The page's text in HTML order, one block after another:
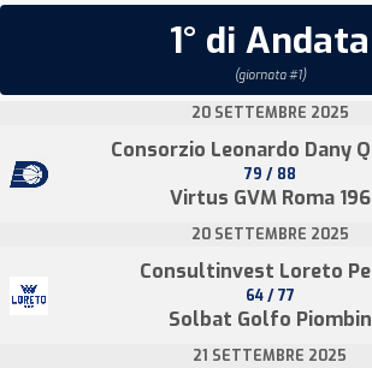
1° di Andata
(giornata #1)
20 SETTEMBRE 2025
Consorzio Leonardo Dany
79 / 88
Virtus GVM Roma
20 SETTEMBRE 2025
Consultinvest Loreto
64 / 77
Solbat Golfo
21 SETTEMBRE 2025